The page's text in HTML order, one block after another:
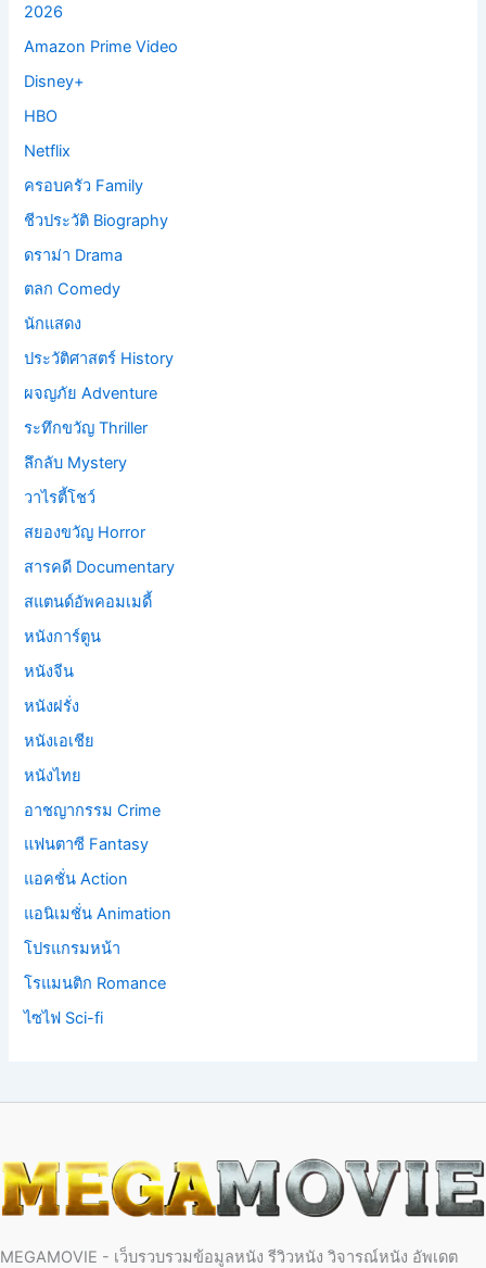
2026
Amazon Prime Video
Disney+
HBO
Netflix
ครอบครัว Family
ชีวประวัติ Biography
ดราม่า Drama
ตลก Comedy
นักแสดง
ประวัติศาสตร์ History
ผจญภัย Adventure
ระทึกขวัญ Thriller
ลึกลับ Mystery
วาไรตี้โชว์
สยองขวัญ Horror
สารคดี Documentary
สแตนด์อัพคอมเมดี้
หนังการ์ตูน
หนังจีน
หนังฝรั่ง
หนังเอเชีย
หนังไทย
อาชญากรรม Crime
แฟนตาซี Fantasy
แอคชั่น Action
แอนิเมชั่น Animation
โปรแกรมหน้า
โรแมนติก Romance
ไซไฟ Sci-fi
MEGAMOVIE - เว็บรวบรวมข้อมูลหนัง รีวิวหนัง วิจารณ์หนัง อัพเดต